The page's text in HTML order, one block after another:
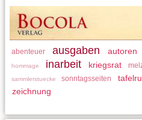
abenteuer ausgaben autoren
hommage inarbeit kriegsrat
sammlerstuecke sonntagsseiten
zeichnung